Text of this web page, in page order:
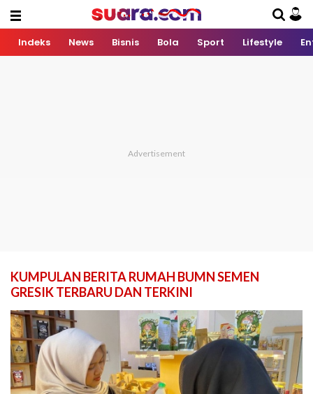
Indeks News Bisnis Bola Sport Lifestyle
KUMPULAN BERITA RUMAH BUMN SEMEN
GRESIK TERBARU DAN TERKINI